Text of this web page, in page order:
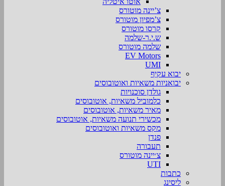
צ’יינה מוטורס
צ’מפיון מוטורס
קרסו מוטורס
ש.י.ר-שלמה
שלמה מוטורס
EV Motors
UMI
יבוא עקיף
יבואניות משאיות ואוטובוסים
גולדן סוכנויות
כלמוביל משאיות, אוטובוסים
מאיר משאיות, אוטובוסים
מכשירי תנועה משאיות, אוטובוסים
מקס משאיות ואוטובוסים
פנדן
תעבורה
צ׳יינה מוטורס
UTI
כתבות
ליסינג